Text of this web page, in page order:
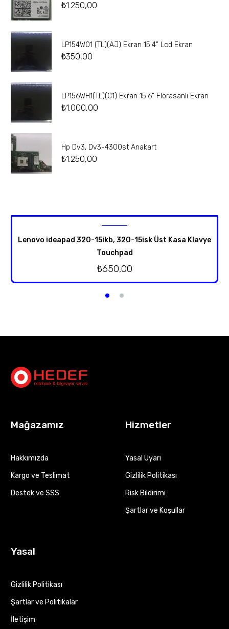
₺1.250,00
LP154W01 (TL)(AJ) Ekran 15.4” Lcd Ekran
₺350,00
LP156WH1(TL)(C1) Ekran 15.6” Florasanlı Ekran
₺1.000,00
Hp Dv3, Dv3-4300st Anakart
₺1.250,00
Lenovo ideapad 320-15ikb, 320-15isk Üst Kasa Klavye
Touchpad
₺650,00
Mağazamız
Hakkımızda
Kargo ve Teslimat
Destek ve SSS
Hizmetler
Yasal Uyarı
Gizlilik Politikası
Risk Bildirimi
Şartlar ve Koşullar
Yasal
Gizlilik Politikası
Şartlar ve Politikalar
İletişim